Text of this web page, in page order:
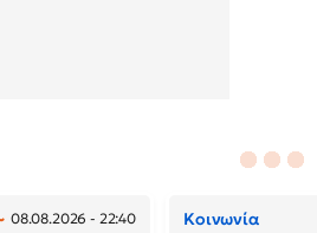
08.08.2026 - 22:40 Κοινωνία